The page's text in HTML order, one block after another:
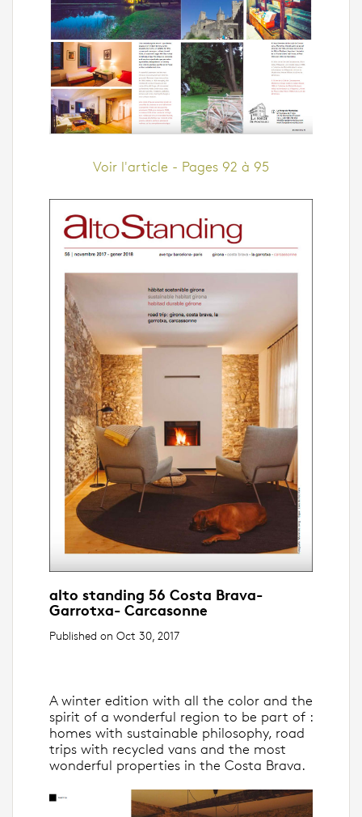
Voir l'article - Pages 92 à 95
alto standing 56 Costa Brava-
Garrotxa- Carcasonne
Published on Oct 30, 2017
A winter edition with all the color and the
spirit of a wonderful region to be part of :
homes with sustainable philosophy, road
trips with recycled vans and the most
wonderful properties in the Costa Brava.